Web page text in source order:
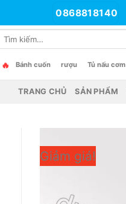
0868818140
Tìm
🔥 Bánh cuốn rượu Tủ nấu cơm
TRANG CHỦ SẢN PHẨM
Giảm giá!